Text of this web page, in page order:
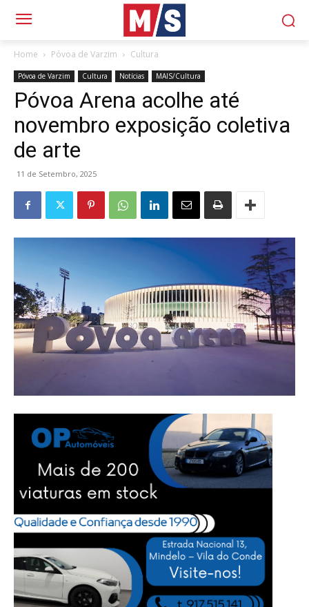
Home Póvoa de Varzim Cultura
Póvoa de Varzim Cultura Notícias MAIS/Cultura
Póvoa Arena acolhe até
novembro exposição coletiva
de arte
11 de Setembro, 2025